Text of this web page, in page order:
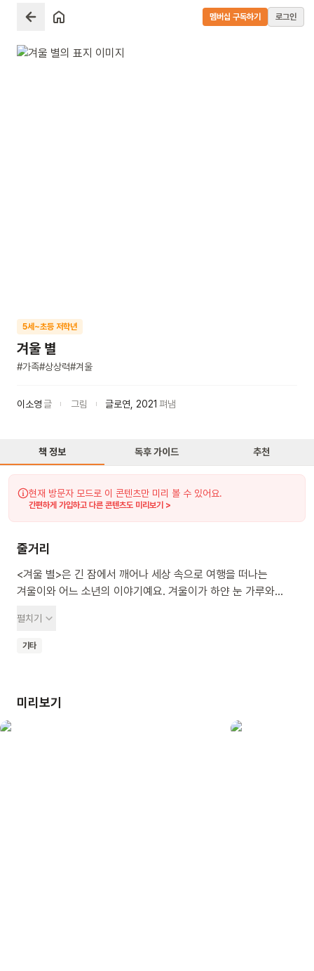
멤버십 구독하기 로그인
5세~초등 저학년
겨울 별
#가족#상상력#겨울
이소영 글 그림 글로연 2021 펴냄
책 정보 독후 가이드 추천
현재 방문자 모드로 이 콘텐츠만 미리 볼 수 있어요.
간편하게 가입하고 다른 콘텐츠도 미리보기 >
줄거리
<겨울 별>은 긴 잠에서 깨어나 세상 속으로 여행을 떠나는
겨울이와 어느 소년의 이야기예요. 겨울이가 하얀 눈 가루와
소년을 발견하지요. 겨울이는 소년에게 눈을 뿌려주지만, 소년은
심드렁한 반응을 보이며 좋아하지 않네요. “겨울이 싫어!”하며
있도록 마음의 준비를 도와줍니다. 우리 함께 이 책, <겨울 별>을
읽고 ‘겨울’이 우리에게 주는 시간의 의미와 소중함에 대해
펼치기
기타
미리보기